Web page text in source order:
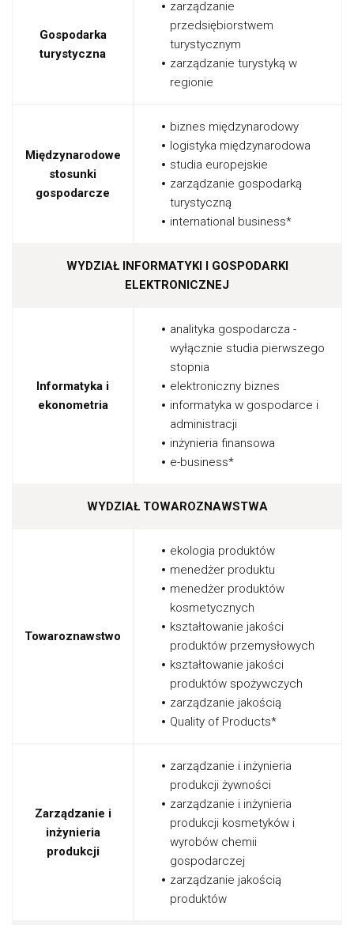
Gospodarka
turystyczna
zarządzanie
przedsiębiorstwem
turystycznym
zarządzanie turystyką w
regionie
Międzynarodowe
stosunki
gospodarcze
biznes międzynarodowy
logistyka międzynarodowa
studia europejskie
zarządzanie gospodarką
turystyczną
international business*
WYDZIAŁ INFORMATYKI I GOSPODARKI
ELEKTRONICZNEJ
Informatyka i
ekonometria
analityka gospodarcza -
wyłącznie studia pierwszego
stopnia
elektroniczny biznes
informatyka w gospodarce i
administracji
inżynieria finansowa
e-business*
WYDZIAŁ TOWAROZNAWSTWA
Towaroznawstwo
ekologia produktów
menedżer produktu
menedżer produktów
kosmetycznych
kształtowanie jakości
produktów przemysłowych
kształtowanie jakości
produktów spożywczych
zarządzanie jakością
Quality of Products*
Zarządzanie i
inżynieria
produkcji
zarządzanie i inżynieria
produkcji żywności
zarządzanie i inżynieria
produkcji kosmetyków i
wyrobów chemii
gospodarczej
zarządzanie jakością
produktów